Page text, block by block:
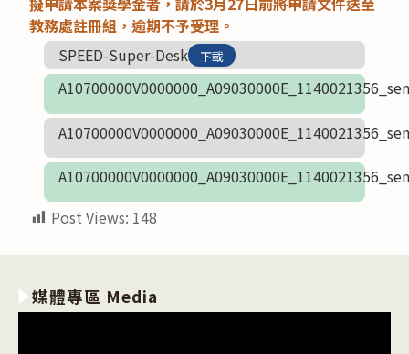
教務處註冊組，逾期不予受理。
SPEED-Super-Desk
下載
Post Views: 148
媒體專區 Media